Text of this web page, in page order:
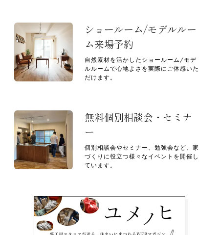
ショールーム/モデルルー
ム来場予約
自然素材を活かしたショールーム/モデ
ルルームで心地よさを実際にご体感いた
だけます。
無料個別相談会・セミナ
ー
個別相談会やセミナー、勉強会など、家
づくりに役立つ様々なイベントを開催し
ています。